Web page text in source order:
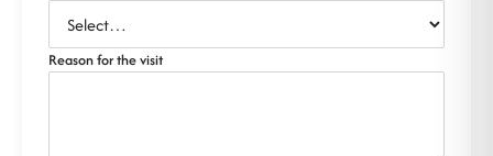
Reason for the visit